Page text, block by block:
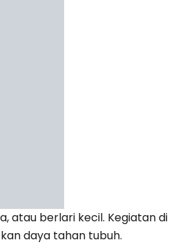
atau berlari kecil. Kegiatan di
daya tahan tubuh.